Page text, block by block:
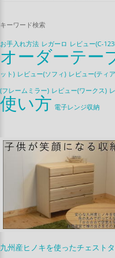
キーワード検索
お手入れ方法 レガーロ レビュー(C-
オーダーテー
ット) レビュー(ソフィ) レビュー(ティ
(フレームミラー) レビュー(ワークス)
使い方 電子レンジ収納
九州産ヒノキを使ったチェスト